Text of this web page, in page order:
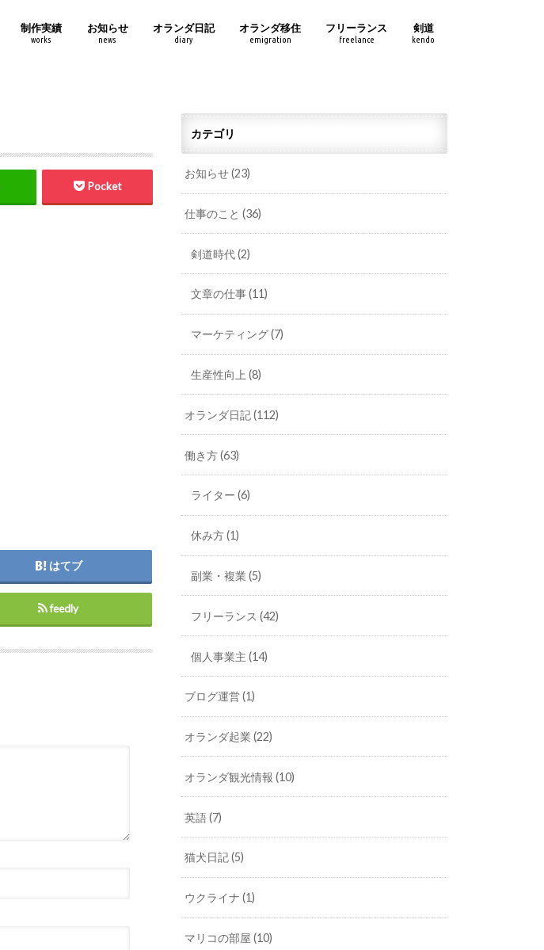
制作実績
works
お知らせ
news
オランダ日記
diary
オランダ移住
emigration
フリーランス
freelance
剣道
kendo
Pocket
はてブ
feedly
カテゴリ
お知らせ(23)
仕事のこと(36)
剣道時代(2)
文章の仕事(11)
マーケティング(7)
生産性向上 (8)
オランダ日記(112)
働き方(63)
ライター (6)
休み方(1)
副業・複業 (5)
フリーランス (42)
個人事業主 (14)
ブログ運営(1)
オランダ起業(22)
オランダ観光情報(10)
英語(7)
猫犬日記(5)
ウクライナ(1)
マリコの部屋(10)